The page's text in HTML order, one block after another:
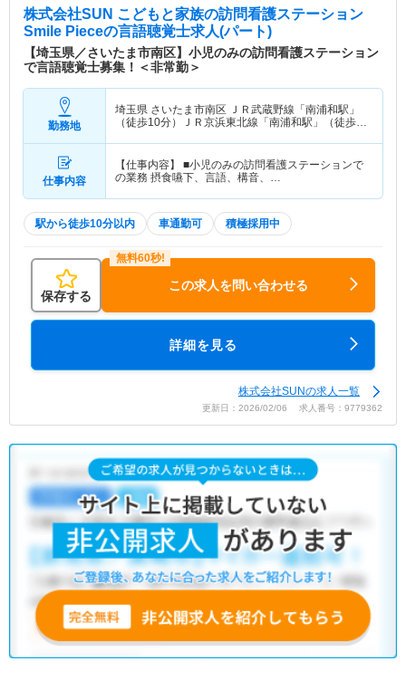
株式会社SUN こどもと家族の訪問看護ステーション
Smile Pieceの言語聴覚士求人(パート)
【埼玉県／さいたま市南区】小児のみの訪問看護ステーション
で言語聴覚士募集！＜非常勤＞
勤務地
埼玉県 さいたま市南区
ＪＲ武蔵野線「南浦和駅」
（徒歩10分）ＪＲ京浜東北線「南浦和駅」（徒歩
仕事内容
【仕事内容】 ■小児のみの訪問看護ステーションで
の業務 摂食嚥下、言語、構音、…
駅から徒歩10分以内 車通勤可 積極採用中
保存する
この求人を問い合わせる
詳細を見る
株式会社SUNの求人一覧
更新日：2026/02/06 求人番号：9779362